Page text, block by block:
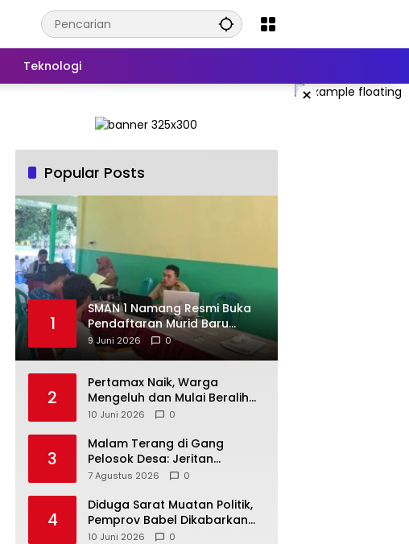
Teknologi
×
Popular Posts
1
SMAN 1 Namang Resmi Buka
Pendaftaran Murid Baru
2026/2027
9 Juni 2026 0
2
‎Pertamax Naik, Warga
Mengeluh dan Mulai Beralih
ke Pertalite Meski Harus Antre
10 Juni 2026 0
3
Malam Terang di Gang
Pelosok Desa: Jeritan
Harapan Ketua APDESI
Babel
7 Agustus 2026 0
4
‎Diduga Sarat Muatan Politik,
Pemprov Babel Dikabarkan
Lakukan Rotasi Besar-
10 Juni 2026 0